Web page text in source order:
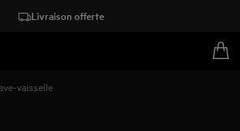
Livraison offerte
vaisselle